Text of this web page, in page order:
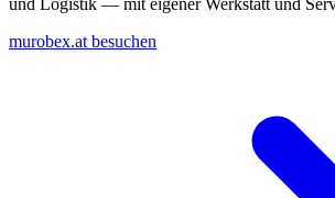
und Logistik — mit eigener Werkstatt und
murobex.at besuchen